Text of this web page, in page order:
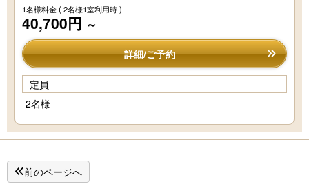
1名様料金( 2名様1室利用時 )
40,700円 ～
詳細/ご予約
定員
2名様
前のページへ